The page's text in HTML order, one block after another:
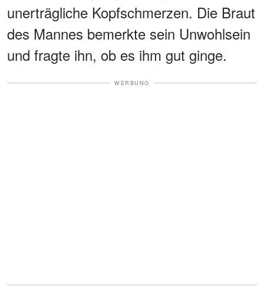
unerträgliche Kopfschmerzen. Die Braut
des Mannes bemerkte sein Unwohlsein
und fragte ihn, ob es ihm gut ginge.
WERBUNG